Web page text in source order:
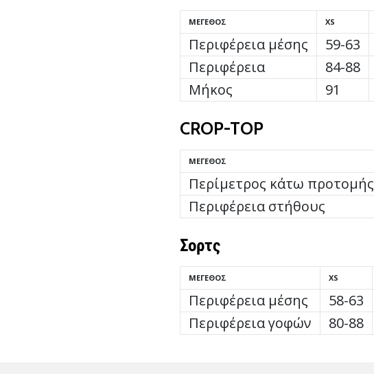
ΜΈΓΕΘΟΣ
Περιφέρεια μέσης
Περιφέρεια
Μήκος
XS
59-63
84-88
91
CROP-TOP
ΜΈΓΕΘΟΣ
Περίμετρος κάτω προτομής
Περιφέρεια στήθους
Σορτς
ΜΈΓΕΘΟΣ
Περιφέρεια μέσης
Περιφέρεια γοφών
XS
58-63
80-88